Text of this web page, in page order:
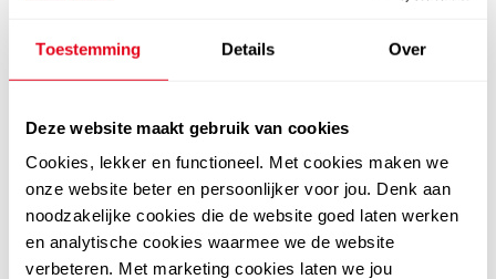
Toestemming Details Over
Deze website maakt gebruik van cookies
Cookies, lekker en functioneel. Met cookies maken we
onze website beter en persoonlijker voor jou. Denk aan
noodzakelijke cookies die de website goed laten werken
en analytische cookies waarmee we de website
verbeteren. Met marketing cookies laten we jou